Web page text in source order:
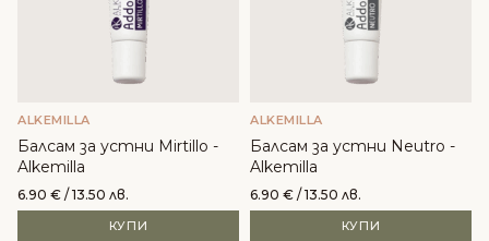
ALKEMILLA
Балсам за устни Mirtillo -
Alkemilla
6.90 € / 13.50 лв.
КУПИ
ALKEMILLA
Балсам за устни Neutro -
Alkemilla
6.90 € / 13.50 лв.
КУПИ